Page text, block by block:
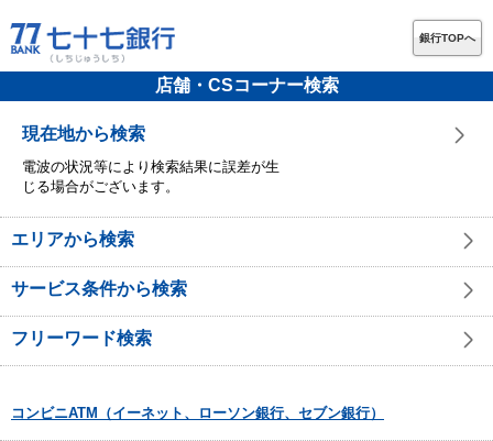
銀行TOPへ
店舗・CSコーナー検索
現在地から検索
電波の状況等により検索結果に誤差が生
じる場合がございます。
エリアから検索
サービス条件から検索
フリーワード検索
コンビニATM（イーネット、ローソン銀行、セブン銀行）